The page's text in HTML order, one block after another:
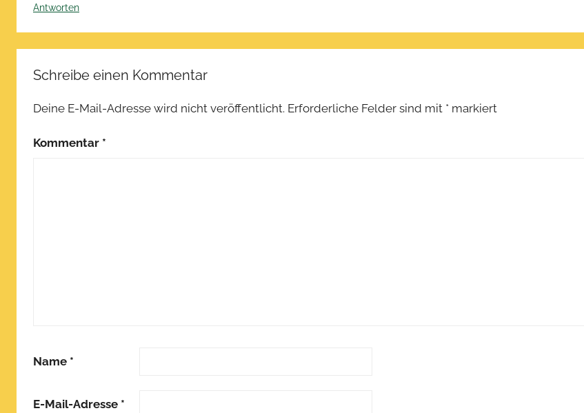
Antworten
Schreibe einen Kommentar
Deine E-Mail-Adresse wird nicht veröffentlicht. Erforderliche Felder sind mit * markiert
Kommentar *
Name *
E-Mail-Adresse *